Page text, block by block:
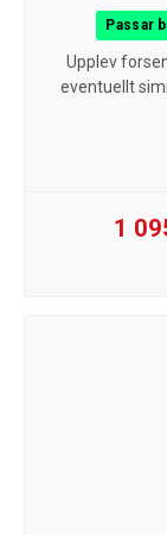
Passar
Upplev
eventuellt
1